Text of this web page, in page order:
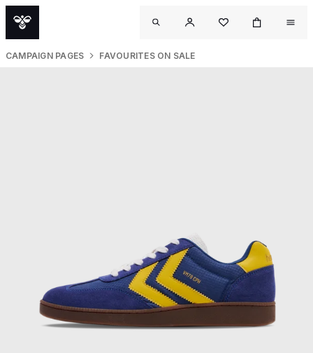
CAMPAIGN PAGES FAVOURITES ON SALE